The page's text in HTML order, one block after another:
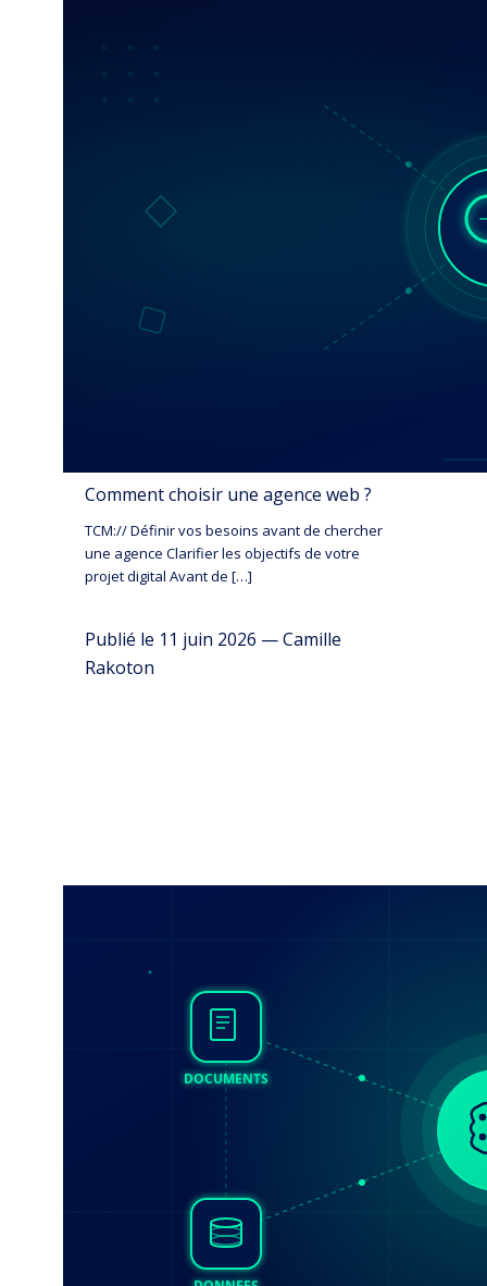
Comment choisir une agence web ?
TCM:// Définir vos besoins avant de chercher
une agence Clarifier les objectifs de votre
projet digital Avant de […]
Publié le 11 juin 2026 — Camille
Rakoton